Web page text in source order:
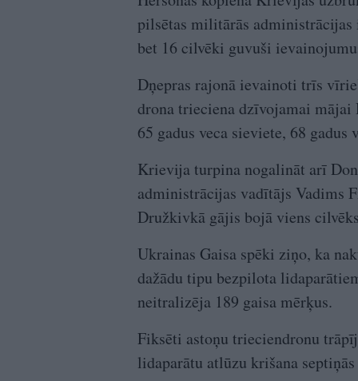
pilsētas militārās administrācijas
bet 16 cilvēki guvuši
Dņepras rajonā ievainoti trīs
drona trieciena dzīvojamai mājai
65 gadus veca sieviete, 68
Krievija turpina nogalināt arī
administrācijas vadītājs Vadims
Družkivkā gājis bojā viens
Ukrainas Gaisa spēki ziņo, ka
dažādu tipu bezpilota
neitralizēja 189 gaisa mērķus.
Fiksēti astoņu trieciendronu
lidaparātu atlūzu krišana